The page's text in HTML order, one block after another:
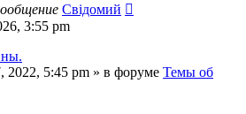
Свідомий
3:55 pm
2022, 5:45 pm » в форуме Темы об